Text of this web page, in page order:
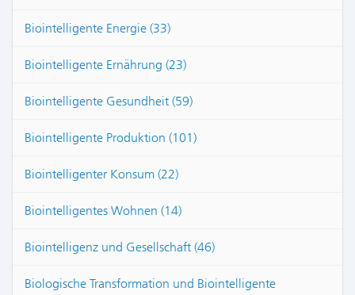
Biointelligente Energie (33)
Biointelligente Ernährung (23)
Biointelligente Gesundheit (59)
Biointelligente Produktion (101)
Biointelligenter Konsum (22)
Biointelligentes Wohnen (14)
Biointelligenz und Gesellschaft (46)
Biologische Transformation und Biointelligente